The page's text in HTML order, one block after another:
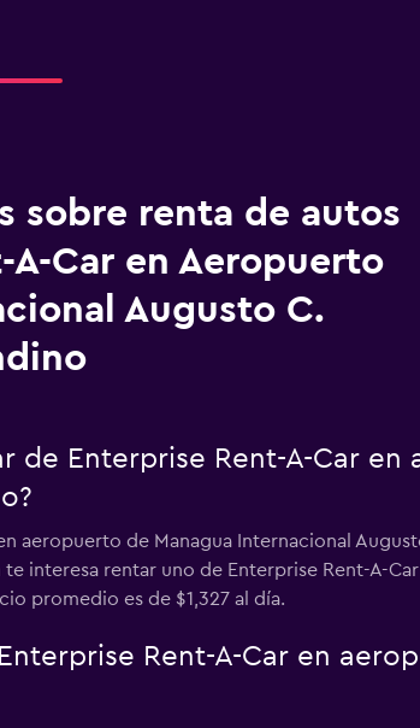
sobre renta de autos
Car en Aeropuerto
Augusto C.
de Enterprise Rent-A-Car en
aeropuerto de Managua Internacional
interesa rentar uno de Enterprise Rent-A-
promedio es de $1,327 al día.
Rent-A-Car en